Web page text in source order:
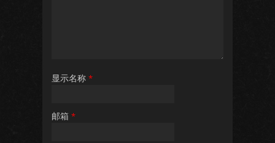
显示名称 *
邮箱 *